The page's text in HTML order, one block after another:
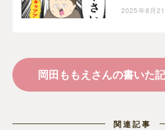
らない。
2025年8月
岡田ももえさんの書いた
関連記事